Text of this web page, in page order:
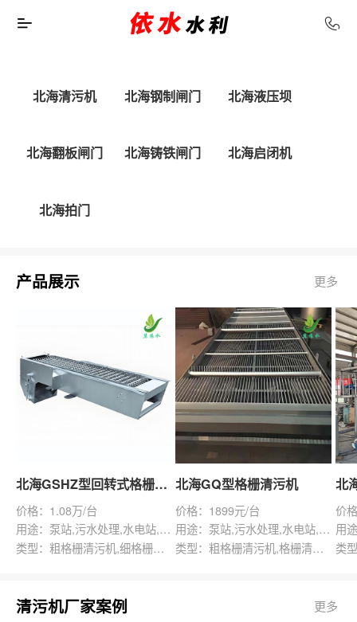
北海清污机 北海钢制闸门 北海液压坝
北海翻板闸门 北海铸铁闸门 北海启闭机
北海拍门
产品展示 更多
北海GSHZ型回转式格栅除污机
价格：1.08万/台
用途：泵站,污水处理,水电站,自来水厂,渠道,水产养殖,化工,纺织,给排水工程
类型：粗格栅清污机,细格栅清污机,格栅清污机,回转式清污机
北海GQ型格栅清污机
价格：1899元/台
用途：泵站,污水处理,水电站,自来水厂,给排水工程
类型：粗格栅清污机,格栅清污机,回转式清污机
价
清污机厂家案例 更多